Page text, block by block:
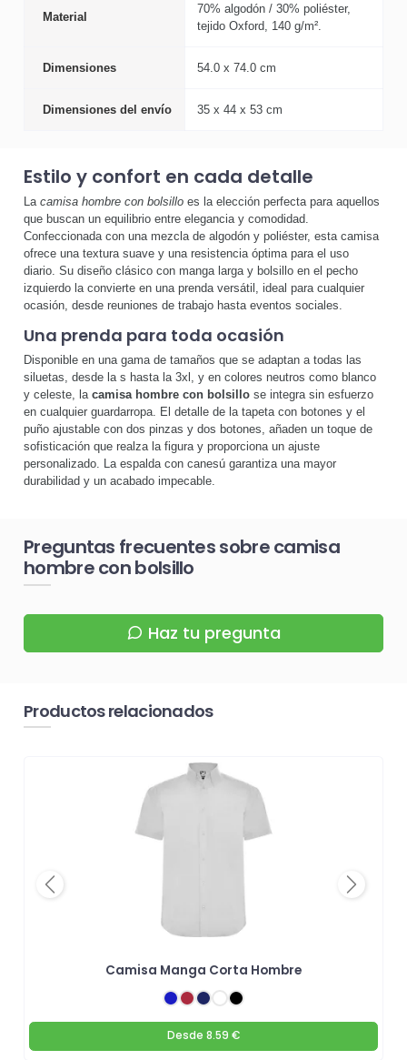
Material
70% algodón / 30% poliéster,
tejido Oxford, 140 g/m².
Dimensiones 54.0 x 74.0 cm
Dimensiones del envío 35 x 44 x 53 cm
Estilo y confort en cada detalle
La camisa hombre con bolsillo es la elección perfecta para aquellos
que buscan un equilibrio entre elegancia y comodidad.
Confeccionada con una mezcla de algodón y poliéster, esta camisa
ofrece una textura suave y una resistencia óptima para el uso
diario. Su diseño clásico con manga larga y bolsillo en el pecho
izquierdo la convierte en una prenda versátil, ideal para cualquier
ocasión, desde reuniones de trabajo hasta eventos sociales.
Una prenda para toda ocasión
Disponible en una gama de tamaños que se adaptan a todas las
siluetas, desde la s hasta la 3xl, y en colores neutros como blanco
y celeste, la camisa hombre con bolsillo se integra sin esfuerzo
en cualquier guardarropa. El detalle de la tapeta con botones y el
puño ajustable con dos pinzas y dos botones, añaden un toque de
sofisticación que realza la figura y proporciona un ajuste
personalizado. La espalda con canesú garantiza una mayor
durabilidad y un acabado impecable.
Preguntas frecuentes sobre camisa
hombre con bolsillo
Haz tu pregunta
Productos relacionados
Camisa Manga Corta Hombre
Desde 8.59 €
Previous Next